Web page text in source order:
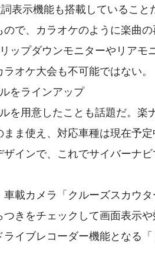
表示機能も搭載しているこ
で、カラオケのように楽曲
ップダウンモニターやリアモ
オケ大会も不可能ではない。
をラインアップ
を用意したことも話題だ。楽
ま使え、対応車種は現在予
インで、これでサイバーナ
載カメラ「クルーズスカウ
きをチェックして画面表示
イブレコーダー機能となる